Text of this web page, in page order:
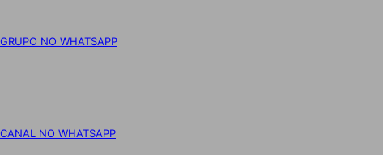
GRUPO NO WHATSAPP
CANAL NO WHATSAPP